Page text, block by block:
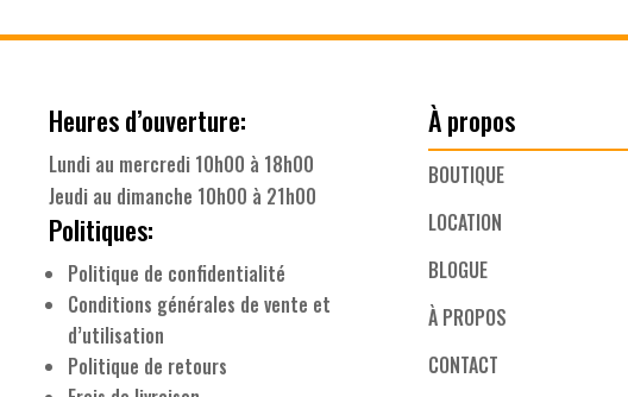
Heures d’ouverture:
Lundi au mercredi 10h00 à 18h00
Jeudi au dimanche 10h00 à 21h00
Politiques:
Politique de confidentialité
Conditions générales de vente et
d’utilisation
Politique de retours
À propos
BOUTIQUE
LOCATION
BLOGUE
À PROPOS
CONTACT